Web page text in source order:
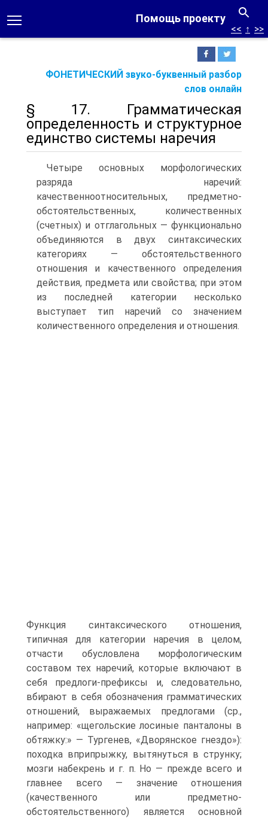
Помощь проекту
ФОНЕТИЧЕСКИЙ звуко-буквенный разбор
слов онлайн
<< ↑ >>
§ 17. Грамматическая
определенность и структурное
единство системы наречия
Четыре основных морфологических
разряда наречий:
качественноотносительных, предметно-
обстоятельственных, количественных
(счетных) и отглагольных — функционально
объединяются в двух синтаксических
категориях — обстоятельственного
отношения и качественного определения
действия, предмета или свойства; при этом
из последней категории несколько
выступает тип наречий со значением
количественного определения и отношения.
Функция синтаксического отношения,
типичная для категории наречия в целом,
отчасти обусловлена морфологическим
составом тех наречий, которые включают в
себя предлоги-префиксы и, следовательно,
вбирают в себя обозначения грамматических
отношений, выражаемых предлогами (ср.,
например: «щегольские лосиные панталоны в
обтяжку:» — Тургенев, «Дворянское гнездо»):
походка вприпрыжку, вытянуться в струнку;
мозги набекрень и г. п. Но — прежде всего и
главнее всего — значение отношения
(качественного или предметно-
обстоятельственного) является основной